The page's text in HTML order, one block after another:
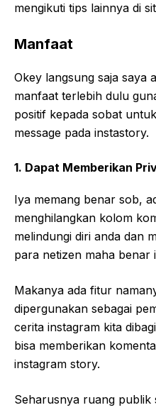
mengikuti tips lainnya di
Manfaat
Okey langsung saja saya
manfaat terlebih dulu
positif kepada sobat
message pada instastory.
1. Dapat Memberikan
Iya memang benar sob,
menghilangkan kolom
melindungi diri anda dan
para netizen maha benar
Makanya ada fitur
dipergunakan sebagai
cerita instagram kita
bisa memberikan
instagram story.
Seharusnya ruang publik